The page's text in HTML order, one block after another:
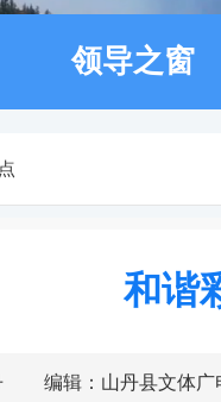
领导之窗
和谐
编辑：山丹县文体广